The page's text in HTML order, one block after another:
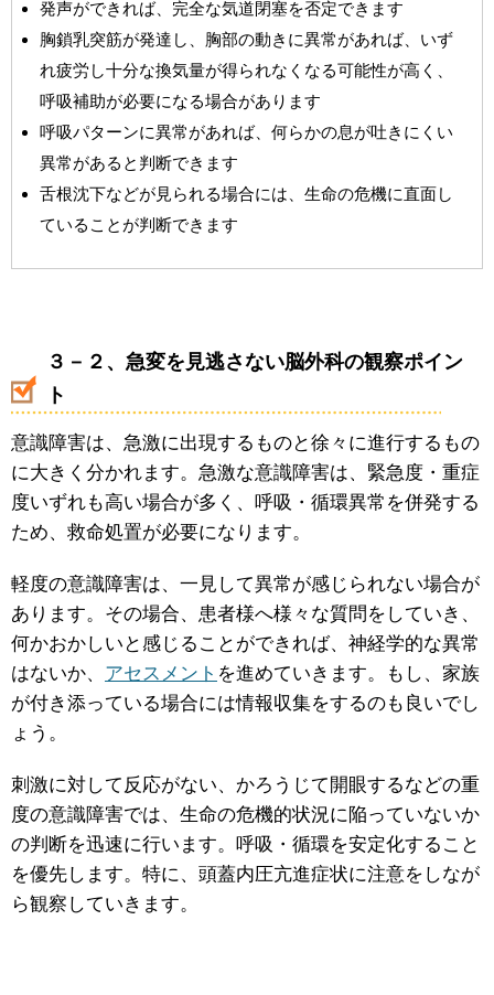
発声ができれば、完全な気道閉塞を否定できます
胸鎖乳突筋が発達し、胸部の動きに異常があれば、いず
れ疲労し十分な換気量が得られなくなる可能性が高く、
呼吸補助が必要になる場合があります
呼吸パターンに異常があれば、何らかの息が吐きにくい
異常があると判断できます
舌根沈下などが見られる場合には、生命の危機に直面し
ていることが判断できます
３－２、急変を見逃さない脳外科の観察ポイン
ト
意識障害は、急激に出現するものと徐々に進行するもの
に大きく分かれます。急激な意識障害は、緊急度・重症
度いずれも高い場合が多く、呼吸・循環異常を併発する
ため、救命処置が必要になります。
軽度の意識障害は、一見して異常が感じられない場合が
あります。その場合、患者様へ様々な質問をしていき、
何かおかしいと感じることができれば、神経学的な異常
はないか、 アセスメント を進めていきます。もし、家族
が付き添っている場合には情報収集をするのも良いでし
ょう。
刺激に対して反応がない、かろうじて開眼するなどの重
度の意識障害では、生命の危機的状況に陥っていないか
の判断を迅速に行います。呼吸・循環を安定化すること
を優先します。特に、頭蓋内圧亢進症状に注意をしなが
ら観察していきます。